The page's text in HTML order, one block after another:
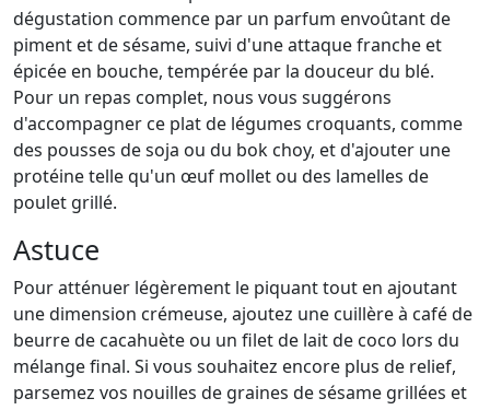
dégustation commence par un parfum envoûtant de
piment et de sésame, suivi d'une attaque franche et
épicée en bouche, tempérée par la douceur du blé.
Pour un repas complet, nous vous suggérons
d'accompagner ce plat de légumes croquants, comme
des pousses de soja ou du bok choy, et d'ajouter une
protéine telle qu'un œuf mollet ou des lamelles de
poulet grillé.
Astuce
Pour atténuer légèrement le piquant tout en ajoutant
une dimension crémeuse, ajoutez une cuillère à café de
beurre de cacahuète ou un filet de lait de coco lors du
mélange final. Si vous souhaitez encore plus de relief,
parsemez vos nouilles de graines de sésame grillées et